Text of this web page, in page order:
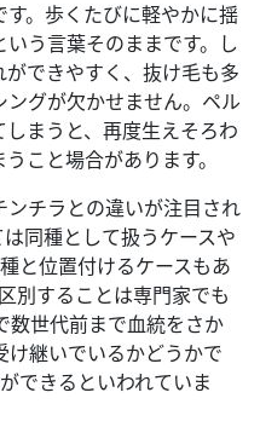
。歩くたびに軽やかに揺
う言葉そのままです。し
できやすく、抜け毛も多
グが欠かせません。ペル
まうと、再度生えそろわ
こと場合があります。
チラとの違いが注目され
同種として扱うケースや
と位置付けるケースもあ
別することは専門家でも
数世代前まで血統をさか
け継いでいるかどうかで
できるといわれていま